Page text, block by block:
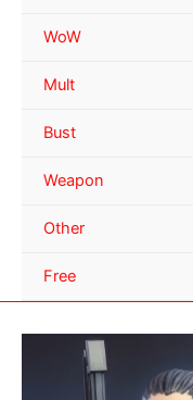
WoW
Mult
Bust
Weapon
Other
Free